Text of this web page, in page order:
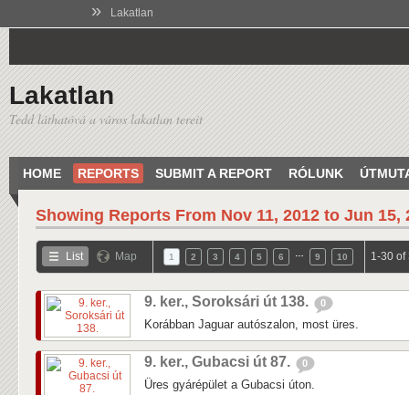
» Lakatlan
Lakatlan
Tedd láthatóvá a város lakatlan tereit
HOME REPORTS SUBMIT A REPORT RÓLUNK
Showing Reports From Nov 11, 2012 to Jun 15,
List Map 1 2 3 4 5 6 9 10 1-30 of
9. ker., Soroksári út 138. 0
Korábban Jaguar autószalon, most üres.
9. ker., Gubacsi út 87. 0
Üres gyárépület a Gubacsi úton.